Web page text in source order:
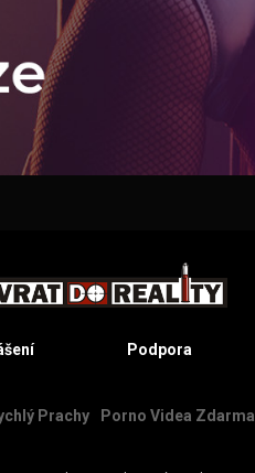
Podpora
Prachy Porno Videa Zdarma